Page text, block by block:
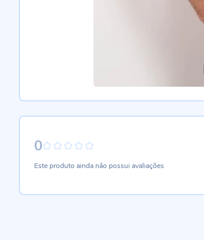
0
Este produto ainda não possui avaliações